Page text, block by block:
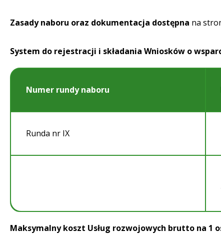
Zasady naboru oraz dokumentacja dostępna na
System do rejestracji i składania Wniosków o
Numer rundy naboru
Runda nr IX
Maksymalny koszt Usług rozwojowych brutto na 1